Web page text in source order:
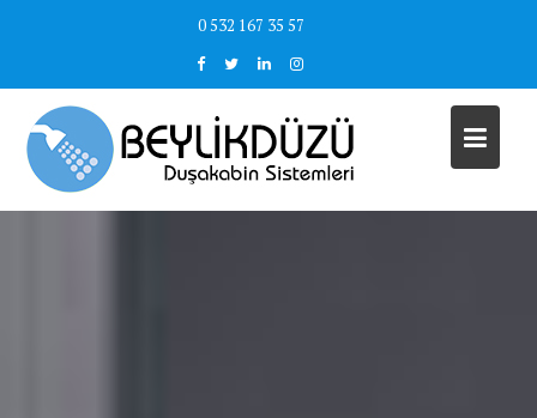
0 532 167 35 57